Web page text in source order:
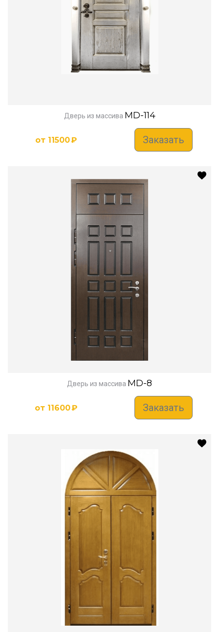
Дверь из массива MD-114
от 11500₽ Заказать
Дверь из массива MD-8
от 11600₽ Заказать